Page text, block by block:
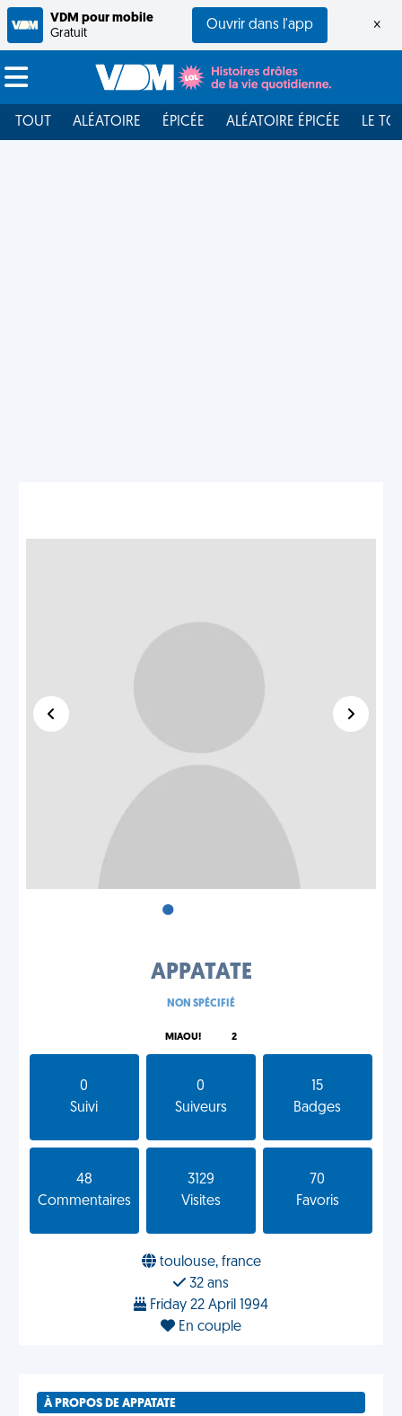
VDM pour mobile
Gratuit
Ouvrir dans l'app ×
TOUT ALÉATOIRE ÉPICÉE ALÉATOIRE ÉPICÉE LE
•
APPATATE
NON SPÉCIFIÉ
MIAOU! 2
0
Suivi
0
Suiveurs
15
Badges
48
Commentaires
3129
Visites
70
Favoris
toulouse, france
32 ans
Friday 22 April 1994
En couple
À PROPOS DE APPATATE